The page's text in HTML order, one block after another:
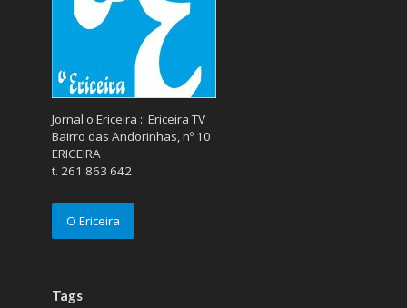
Jornal o Ericeira :: Ericeira TV
Bairro das Andorinhas, nº 10
ERICEIRA
t. 261 863 642
O Ericeira
Tags